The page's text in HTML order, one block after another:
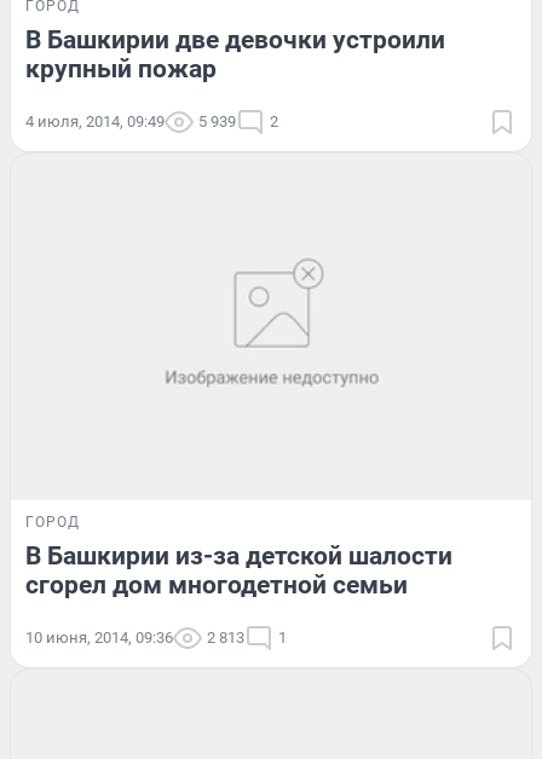
ГОРОД
В Башкирии две девочки устроили
крупный пожар
4 июля, 2014, 09:49 5 939 2
ГОРОД
В Башкирии из-за детской шалости
сгорел дом многодетной семьи
10 июня, 2014, 09:36 2 813 1